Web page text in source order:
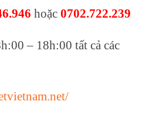
hoặc 0702.722.239
– 18h:00 tất cả các